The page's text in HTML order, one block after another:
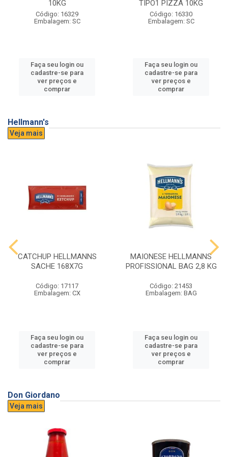
10KG
Código: 16329
Embalagem: SC
Faça seu login ou
cadastre-se para
ver preços e
comprar
TIPO1 PIZZA 10KG
Código: 16330
Embalagem: SC
Faça seu login ou
cadastre-se para
ver preços e
comprar
Hellmann's
Veja mais
CATCHUP HELLMANNS
SACHE 168X7G
Código: 17117
Embalagem: CX
Faça seu login ou
cadastre-se para
ver preços e
comprar
MAIONESE HELLMANNS
PROFISSIONAL BAG 2,8 KG
Código: 21453
Embalagem: BAG
Faça seu login ou
cadastre-se para
ver preços e
comprar
Don Giordano
Veja mais